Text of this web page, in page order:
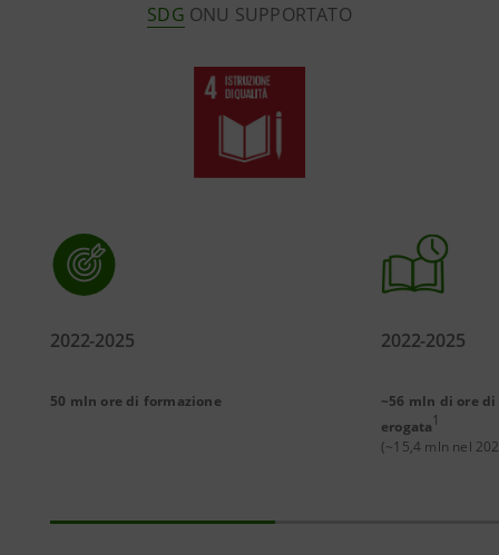
SDG ONU SUPPORTATO
2022-2025
50 mln ore di formazione
2022-2025
~56 mln di ore
erogata1
(~15,4 mln nel